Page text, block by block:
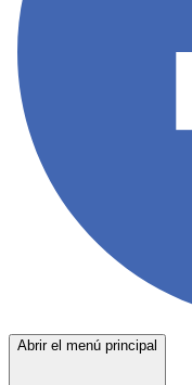
Abrir el menú principal